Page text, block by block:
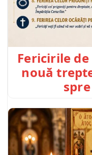
Fericirile
nouă